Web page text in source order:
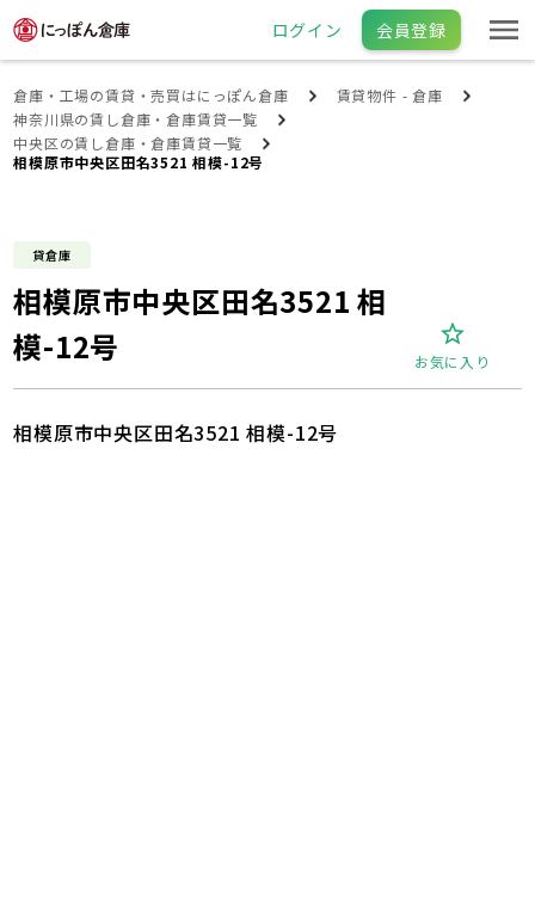
ログイン 会員登録
倉庫・工場の賃貸・売買はにっぽん倉庫
賃貸物件 - 倉庫
神奈川県の賃し倉庫・倉庫賃貸一覧
中央区の賃し倉庫・倉庫賃貸一覧
相模原市中央区田名3521 相模-12号
貸倉庫
相模原市中央区田名3521 相
模-12号
お気に入り
相模原市中央区田名3521 相模-12号